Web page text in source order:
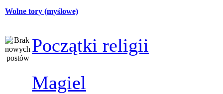
Wolne tory (myślowe)
Początki religii
Magiel